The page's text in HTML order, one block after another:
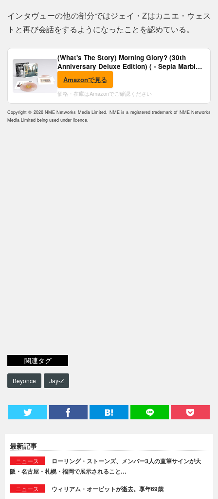
インタヴューの他の部分ではジェイ・Zはカニエ・ウェス
トと再び会話をするようになったことを認めている。
(What's The Story) Morning Glory? (30th
Anniversary Deluxe Edition) ( - Sepia Marble
Vinyl) [Analog]
Amazonで見る
価格・在庫はAmazonでご確認ください
Copyright © 2026 NME Networks Media Limited. NME is a registered trademark of NME Networks
Media Limited being used under licence.
関連タグ
Beyonce Jay-Z
最新記事
ニュース
ローリング・ストーンズ、メンバー3人の直筆サインが大
阪・名古屋・札幌・福岡で展示されること…
ニュース ウィリアム・オービットが逝去。享年69歳